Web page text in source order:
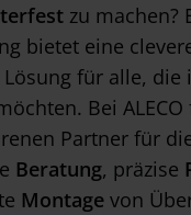
zu machen?
bietet eine
für alle, die
Bei ALECO
Partner für
Beratung, präzise
Montage von